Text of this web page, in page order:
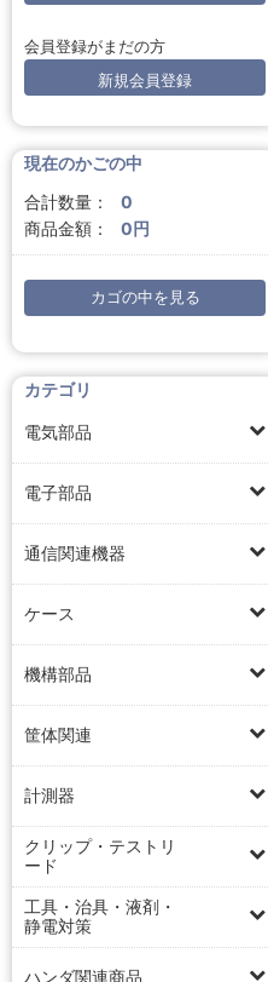
会員登録がまだの方
新規会員登録
現在のかごの中
合計数量：
0
商品金額：
0円
カゴの中を見る
カテゴリ
電気部品
電子部品
通信関連機器
ケース
機構部品
筐体関連
計測器
クリップ・テストリ
ード
工具・治具・液剤・
静電対策
ハンダ関連商品